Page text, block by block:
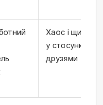
Хаос і щирість
у стосунках із
друзями